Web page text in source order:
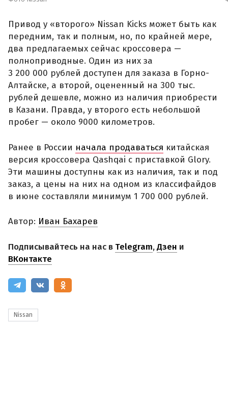
Привод у «второго» Nissan Kicks может быть как
передним, так и полным, но, по крайней мере,
два предлагаемых сейчас кроссовера —
полноприводные. Один из них за
3 200 000 рублей доступен для заказа в Горно-
Алтайске, а второй, оцененный на 300 тыс.
рублей дешевле, можно из наличия приобрести
в Казани. Правда, у второго есть небольшой
пробег — около 9000 километров.
Ранее в России начала продаваться китайская
версия кроссовера Qashqai с приставкой Glory.
Эти машины доступны как из наличия, так и под
заказ, а цены на них на одном из классифайдов
в июне составляли минимум 1 700 000 рублей.
Автор: Иван Бахарев
Подписывайтесь на нас в Telegram,Дзен и
ВКонтакте
Nissan